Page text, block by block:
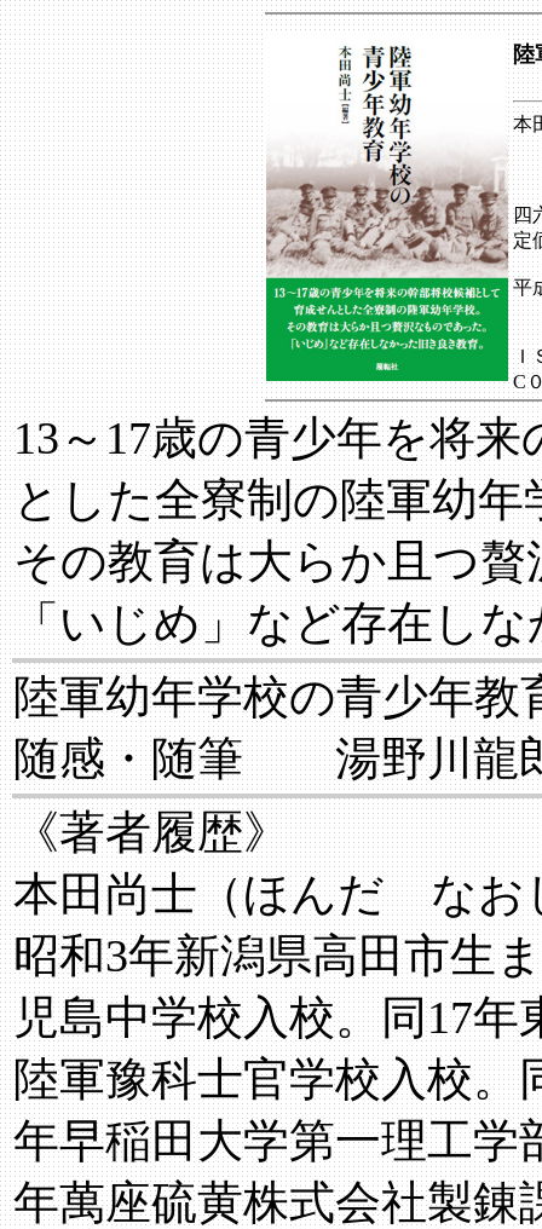
陸
本
四
定
平
Ｉ
C
13～17歳の青少年を将
とした全寮制の陸軍幼年
その教育は大らか且つ
「いじめ」など存在し
陸軍幼年学校の青少年
随感・随筆 湯野川龍
《著者履歴》
本田尚士（ほんだ なお
昭和3年新潟県高田市生
児島中学校入校。同17年
陸軍豫科士官学校入校。
年早稲田大学第一理工学
年萬座硫黄株式会社製錬